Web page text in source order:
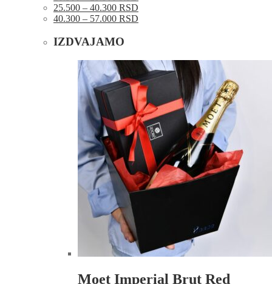
25.500 – 40.300 RSD
40.300 – 57.000 RSD
IZDVAJAMO
Moet Imperial Brut Red